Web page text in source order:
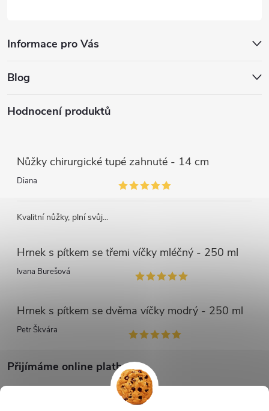
Informace pro Vás
Blog
Hodnocení produktů
Nůžky chirurgické tupé zahnuté - 14 cm
Diana
Kvalitní nůžky, plní svůj...
Hrnek s pítkem se třemi víčky mléčný - 250 ml
Ivana Burešová
Hrnek s pítkem se dvěma víčky modrý - 250 ml
Petr Škvára
Přijímáme online platby